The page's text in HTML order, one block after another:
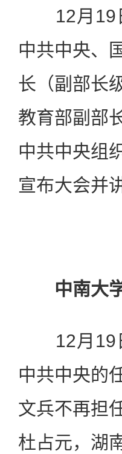
12月19日
中共中央、
长（副部长
教育部副部
中共中央组
宣布大会并
中南大
12月19日
中共中央的
文兵不再担
杜占元，湖